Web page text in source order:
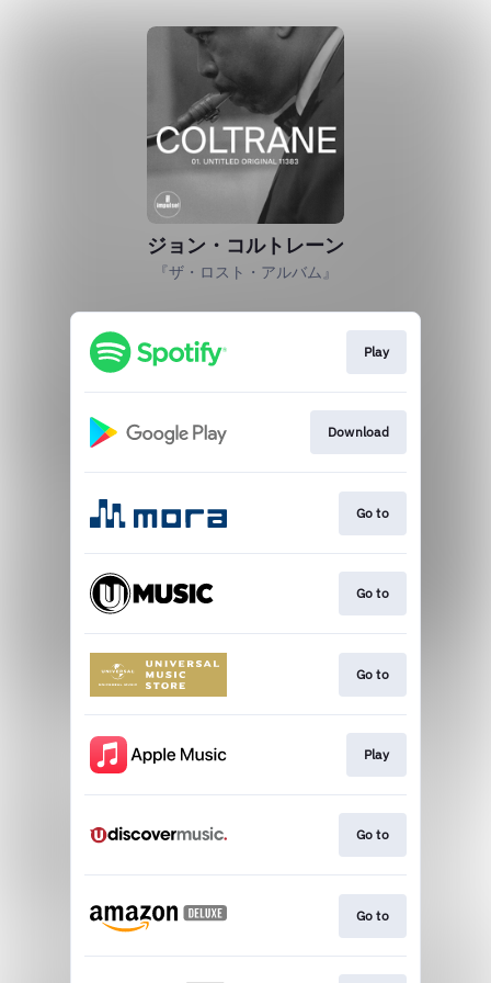
ジョン・コルトレーン
『ザ・ロスト・アルバム』
Play
Download
Go to
Go to
Go to
Play
Go to
Go to